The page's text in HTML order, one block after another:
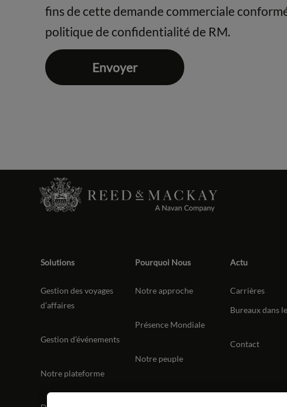
fins de cette demande commerciale
politique de confidentialité de RM.
Envoyer
Solutions
Gestion des voyages
d’affaires
Gestion d’événements
Notre plateforme
Pourquoi Nous
Notre approche
Présence Mondiale
Notre peuple
Actu
Carrières
Bureaux dans
Contact